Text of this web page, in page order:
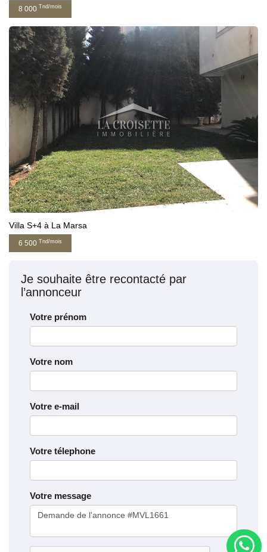
8 000 Tnd/mois
Villa S+4 à La Marsa
6 500 Tnd/mois
Je souhaite être recontacté par
l’annonceur
Votre prénom
Votre nom
Votre e-mail
Votre télephone
Votre message